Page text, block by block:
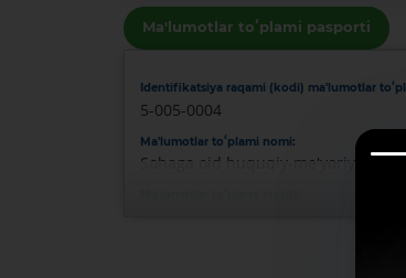
Ma'lumotlar toʻplami pasporti
Identifikatsiya raqami (kodi) ma'lumotlar
5-005-0004
Ma'lumotlar toʻplami nomi:
Sohaga oid huquqiy-me'yoriy
Sohaga oid huquqiy-me'yoriy